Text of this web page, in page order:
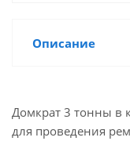
Описание
Домкрат 3 тонны в
для проведения